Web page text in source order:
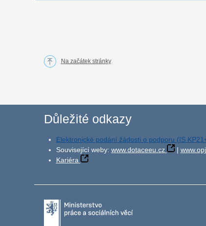
Na začátek stránky
Důležité odkazy
Elektronické podání žádosti o podporu (IS
Související weby: www.dotaceeu.cz |
Kariéra